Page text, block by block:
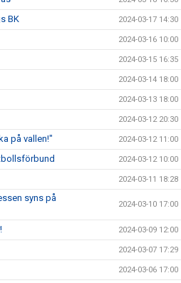
BK 2024-03-17 14:30
2024-03-16 10:00
2024-03-15 16:35
2024-03-14 18:00
2024-03-13 18:00
2024-03-12 20:30
på vallen!" 2024-03-12 11:00
2024-03-12 10:00
2024-03-11 18:28
syns på
2024-03-10 17:00
2024-03-09 12:00
2024-03-07 17:29
2024-03-06 17:00